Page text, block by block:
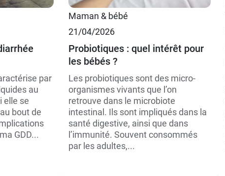
par
au
elle se
bout de
GDD...
Maman & bébé
21/04/2026
Probiotiques : quel intérêt pour
les bébés ?
Les probiotiques sont des micro-
organismes vivants que l’on
retrouve dans le microbiote
intestinal. Ils sont impliqués dans la
santé digestive, ainsi que dans
l’immunité. Souvent consommés
par les adultes,...